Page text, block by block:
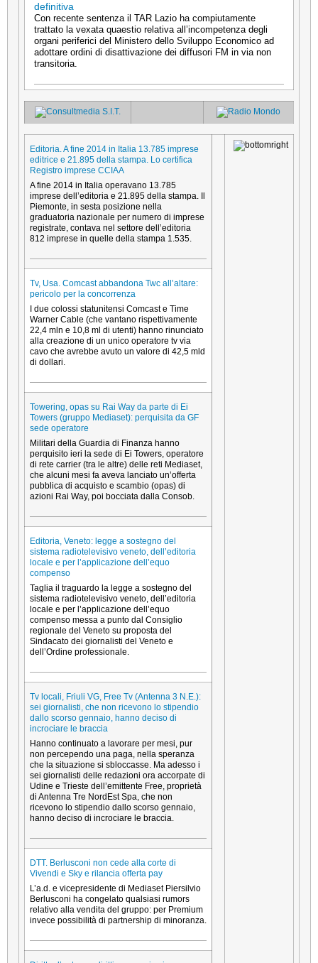
definitiva
Con recente sentenza il TAR Lazio ha compiutamente
trattato la vexata quaestio relativa all’incompetenza degli
organi periferici del Ministero dello Sviluppo Economico ad
adottare ordini di disattivazione dei diffusori FM in via non
transitoria.
Editoria. A fine 2014 in Italia 13.785 imprese
editrice e 21.895 della stampa. Lo certifica
Registro imprese CCIAA
A fine 2014 in Italia operavano 13.785
imprese dell’editoria e 21.895 della stampa. Il
Piemonte, in sesta posizione nella
graduatoria nazionale per numero di imprese
registrate, contava nel settore dell’editoria
812 imprese in quelle della stampa 1.535.
Tv, Usa. Comcast abbandona Twc all’altare:
pericolo per la concorrenza
I due colossi statunitensi Comcast e Time
Warner Cable (che vantano rispettivamente
22,4 mln e 10,8 ml di utenti) hanno rinunciato
alla creazione di un unico operatore tv via
cavo che avrebbe avuto un valore di 42,5 mld
di dollari.
Towering, opas su Rai Way da parte di Ei
Towers (gruppo Mediaset): perquisita da GF
sede operatore
Militari della Guardia di Finanza hanno
perquisito ieri la sede di Ei Towers, operatore
di rete carrier (tra le altre) delle reti Mediaset,
che alcuni mesi fa aveva lanciato un’offerta
pubblica di acquisto e scambio (opas) di
azioni Rai Way, poi bocciata dalla Consob.
Editoria, Veneto: legge a sostegno del
sistema radiotelevisivo veneto, dell’editoria
locale e per l’applicazione dell’equo
compenso
Taglia il traguardo la legge a sostegno del
sistema radiotelevisivo veneto, dell’editoria
locale e per l’applicazione dell’equo
compenso messa a punto dal Consiglio
regionale del Veneto su proposta del
Sindacato dei giornalisti del Veneto e
dell’Ordine professionale.
Tv locali, Friuli VG, Free Tv (Antenna 3 N.E.):
sei giornalisti, che non ricevono lo stipendio
dallo scorso gennaio, hanno deciso di
incrociare le braccia
Hanno continuato a lavorare per mesi, pur
non percependo una paga, nella speranza
che la situazione si sbloccasse. Ma adesso i
sei giornalisti delle redazioni ora accorpate di
Udine e Trieste dell’emittente Free, proprietà
di Antenna Tre NordEst Spa, che non
ricevono lo stipendio dallo scorso gennaio,
hanno deciso di incrociare le braccia.
DTT. Berlusconi non cede alla corte di
Vivendi e Sky e rilancia offerta pay
L’a.d. e vicepresidente di Mediaset Piersilvio
Berlusconi ha congelato qualsiasi rumors
relativo alla vendita del gruppo: per Premium
invece possibilità di partnership di minoranza.